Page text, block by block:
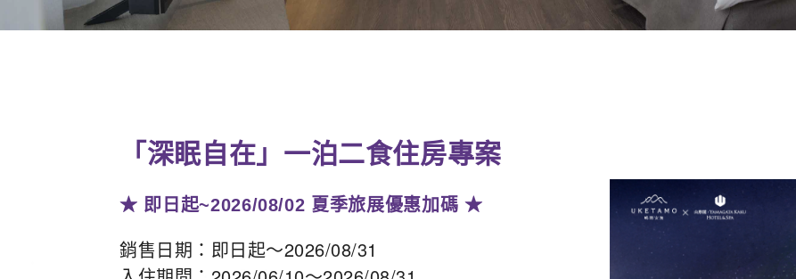
「深眠自在」一泊二食住房專案
★ 即日起~2026/08/02 夏季旅展優惠加碼 ★
銷售日期：即日起～2026/08/31